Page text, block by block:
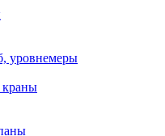
уровнемеры